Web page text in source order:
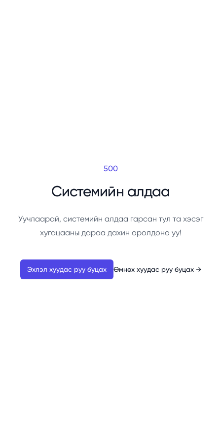
500
Системийн алдаа
Уучлаарай, системийн алдаа гарсан тул та хэсэг
хугацааны дараа дахин оролдоно уу!
Эхлэл хуудас руу буцах Өмнөх хуудас руу буцах →